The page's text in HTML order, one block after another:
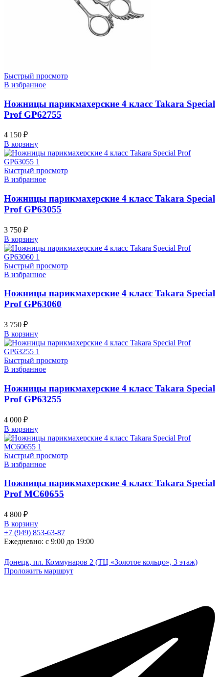
Быстрый просмотр
В избранное
Ножницы парикмахерские 4 класс Takara Special
Prof GP62755
4 150 ₽
В корзину
Быстрый просмотр
В избранное
Ножницы парикмахерские 4 класс Takara Special
Prof GP63055
3 750 ₽
В корзину
Быстрый просмотр
В избранное
Ножницы парикмахерские 4 класс Takara Special
Prof GP63060
3 750 ₽
В корзину
Быстрый просмотр
В избранное
Ножницы парикмахерские 4 класс Takara Special
Prof GP63255
4 000 ₽
В корзину
Быстрый просмотр
В избранное
Ножницы парикмахерские 4 класс Takara Special
Prof MC60655
4 800 ₽
В корзину
+7 (949) 853-63-87
Ежедневно: с 9:00 до 19:00
Донецк, пл. Коммунаров 2 (ТЦ «Золотое кольцо», 3 этаж)
Проложить маршрут